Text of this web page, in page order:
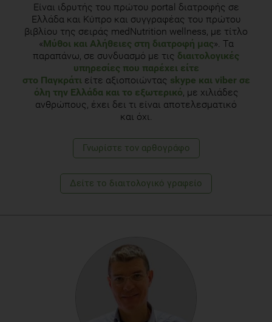
Είναι ιδρυτής του πρώτου portal διατροφής σε
Ελλάδα και Κύπρο και συγγραφέας του πρώτου
βιβλίου της σειράς medNutrition wellness, με τίτλο
«Μύθοι και Αλήθειες στη διατροφή μας». Τα
παραπάνω, σε συνδυασμό με τις διαιτολογικές
υπηρεσίες που παρέχει είτε
στο Παγκράτι είτε αξιοποιώντας skype και viber σε
όλη την Ελλάδα και το εξωτερικό , με χιλιάδες
ανθρώπους, έχει δει τι είναι αποτελεσματικό
και όχι.
Γνωρίστε τoν αρθογράφο
Δείτε το διαιτολογικό γραφείο